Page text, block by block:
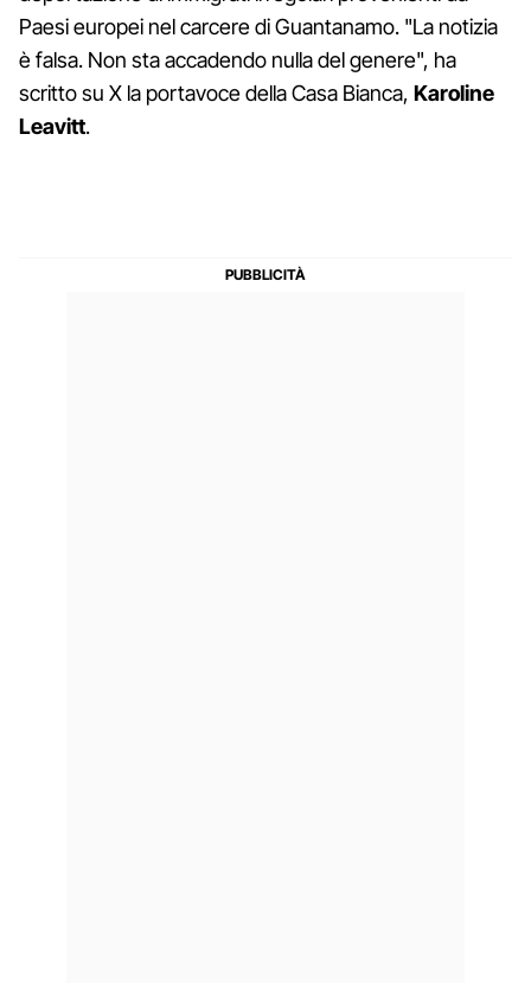
Paesi europei nel carcere di Guantanamo. "La notizia
è falsa. Non sta accadendo nulla del genere", ha
scritto su X la portavoce della Casa Bianca, Karoline
Leavitt.